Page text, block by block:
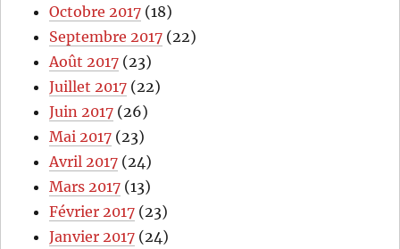
Octobre 2017 (18)
Septembre 2017 (22)
Août 2017 (23)
Juillet 2017 (22)
Juin 2017 (26)
Mai 2017 (23)
Avril 2017 (24)
Mars 2017 (13)
Février 2017 (23)
Janvier 2017 (24)